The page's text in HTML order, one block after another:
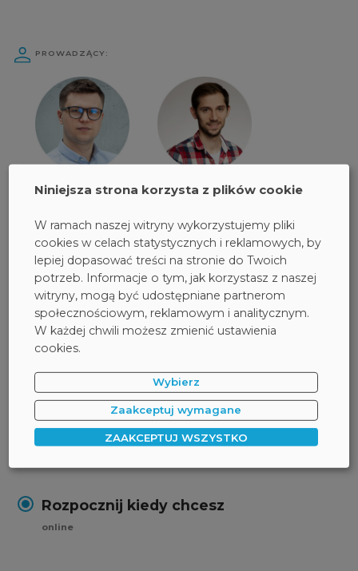
PROWADZĄCY:
Robert
it security operation
Krzysztof
technical support
specialist
CZAS TRWANIA WYDARZENIA:
55 minut
Na żądanie
Rozpocznij kiedy chcesz
online
Niniejsza strona korzysta z plików cookie
W ramach naszej witryny wykorzystujemy pliki
cookies w celach statystycznych i reklamowych, by
lepiej dopasować treści na stronie do Twoich
potrzeb. Informacje o tym, jak korzystasz z naszej
witryny, mogą być udostępniane partnerom
społecznościowym, reklamowym i analitycznym.
W każdej chwili możesz zmienić ustawienia
cookies.
Wybierz
Zaakceptuj wymagane
ZAAKCEPTUJ WSZYSTKO